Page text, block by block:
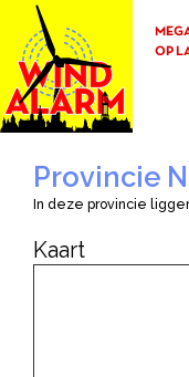
OP
Provincie
In deze provincie
Kaart